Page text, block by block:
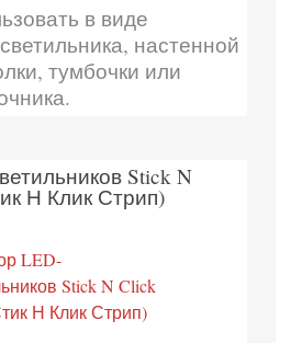
в виде
настенной
тумбочки или
Stick N
Н Клик Стрип)